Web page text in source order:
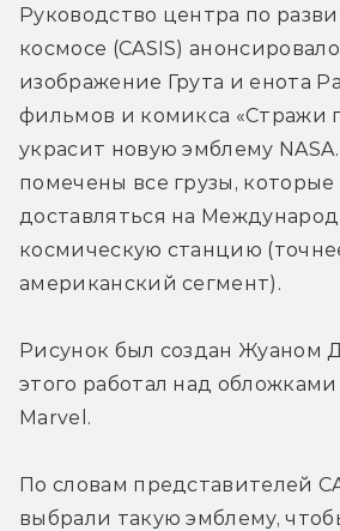
Руководство центра по
космосе (CASIS)
изображение Грута и енота
фильмов и комикса «Стражи
украсит новую эмблему
помечены все грузы, которые
доставляться на
космическую станцию
американский сегмент).
Рисунок был создан Жуаном
этого работал над
Marvel.
По словам представителей
выбрали такую эмблему,